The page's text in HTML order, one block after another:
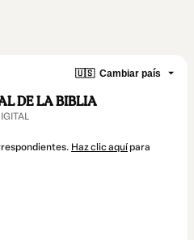
🇺🇸 Cambiar país
DE LA BIBLIA
Haz clic aquí para